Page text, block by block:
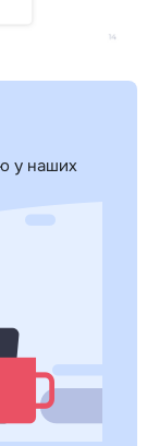
у наших